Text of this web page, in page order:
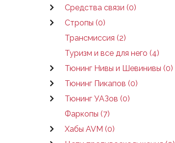
Средства связи (0)
Стропы (0)
Трансмиссия (2)
Туризм и все для него (4)
Тюнинг Нивы и Шевинивы (0)
Тюнинг Пикапов (0)
Тюнинг УАЗов (0)
Фаркопы (7)
Хабы AVM (0)